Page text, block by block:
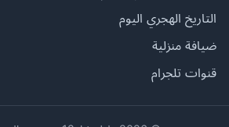
التاريخ الهجري اليوم
ضيافة منزلية
قنوات تلجرام